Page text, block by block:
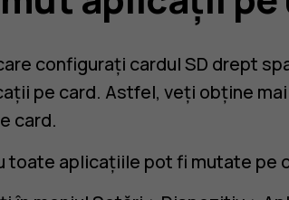
configurați cardul SD drept
pe card. Astfel, veți obține
card.
toate aplicațiile pot fi mutate pe